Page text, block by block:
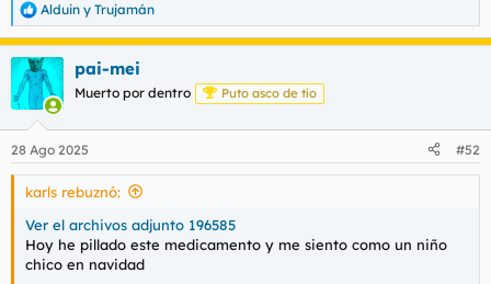
R
e
a
c
c
i
e
s
Alduin y Trujamán
pai-mei
Muerto por dentro Puto asco de tío
28 Ago 2025 #52
karls rebuznó:
Ver el archivos adjunto 196585
Hoy he pillado este medicamento y me siento como un niño
chico en navidad